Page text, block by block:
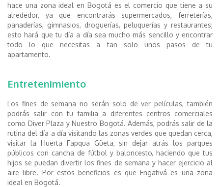
hace una zona ideal en Bogotá es el comercio que tiene a su
alrededor, ya que encontrarás supermercados, ferreterías,
panaderías, gimnasios, droguerías, peluquerías y restaurantes;
esto hará que tu día a día sea mucho más sencillo y encontrar
todo lo que necesitas a tan solo unos pasos de tu
apartamento.
Entretenimiento
Los fines de semana no serán solo de ver películas, también
podrás salir con tu familia a diferentes centros comerciales
como Diver Plaza y Nuestro Bogotá. Además, podrás salir de la
rutina del día a día visitando las zonas verdes que quedan cerca,
visitar la Huerta Fapqua Güeta, sin dejar atrás los parques
públicos con cancha de fútbol y baloncesto, haciendo que tus
hijos se puedan divertir los fines de semana y hacer ejercicio al
aire libre. Por estos beneficios es que Engativá es una zona
ideal en Bogotá.